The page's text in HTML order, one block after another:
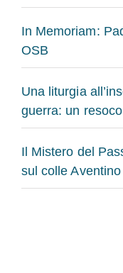
In Memoriam:
OSB
Una liturgia
guerra: un
Il Mistero del
sul colle Aventino